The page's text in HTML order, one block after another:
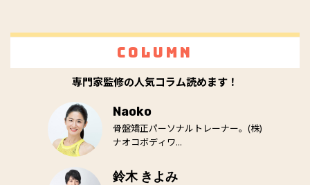
Column
専門家監修の人気コラム読めます！
Naoko
骨盤矯正パーソナルトレーナー。(株)
ナオコボディワ...
鈴木 きよみ